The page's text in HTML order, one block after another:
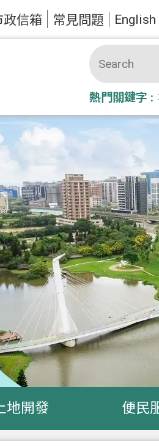
政信箱 常見問題 English
熱門關鍵字
地開發 便民